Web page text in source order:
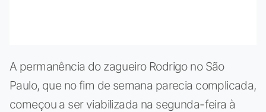
A permanência do zagueiro Rodrigo no São
Paulo, que no fim de semana parecia complicada,
começou a ser viabilizada na segunda-feira à